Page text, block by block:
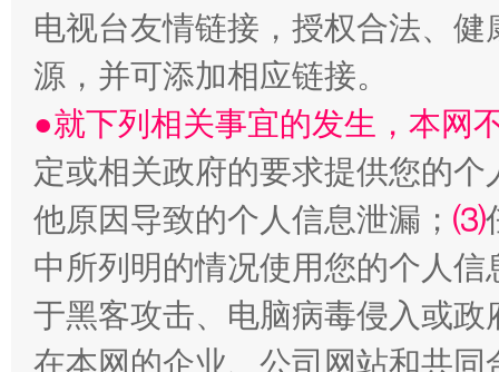
国家大学科技园优化重塑工作
电视台友情链接，授权合法、
源，并可添加相应链接。
●就下列相关事宜的发生，本网
定或相关政府的要求提供您的个
他原因导致的个人信息泄漏； ⑶
中所列明的情况使用您的个人
于黑客攻击、电脑病毒侵入或
在本网的企业、公司网站和共